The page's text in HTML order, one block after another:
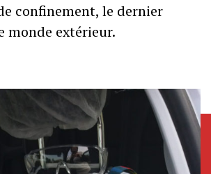
confinement, le dernier
monde extérieur.